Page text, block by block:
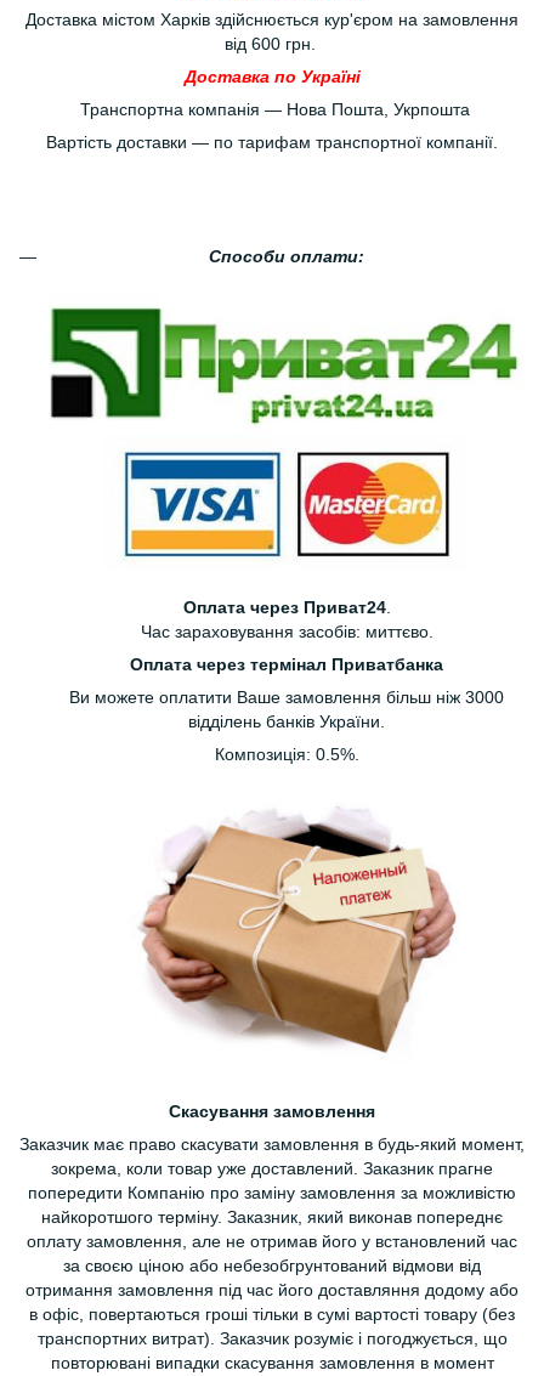
Доставка містом Харків здійснюється кур'єром на замовлення
від 600 грн.
Доставка по Україні
Транспортна компанія — Нова Пошта, Укрпошта
Вартість доставки — по тарифам транспортної компанії.
Способи оплати:
Оплата через Приват24.
Час зараховування засобів: миттєво.
Оплата через термінал Приватбанка
Ви можете оплатити Ваше замовлення більш ніж 3000
відділень банків України.
Композиція: 0.5%.
Скасування замовлення
Заказчик має право скасувати замовлення в будь-який момент,
зокрема, коли товар уже доставлений. Заказник прагне
попередити Компанію про заміну замовлення за можливістю
найкоротшого терміну. Заказник, який виконав попереднє
оплату замовлення, але не отримав його у встановлений час
за своєю ціною або небезобгрунтований відмови від
отримання замовлення під час його доставляння додому або
в офіс, повертаються гроші тільки в сумі вартості товару (без
транспортних витрат). Заказчик розуміє і погоджується, що
повторювані випадки скасування замовлення в момент